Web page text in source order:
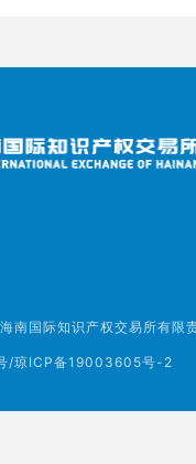
国际知识产权交易所有
/琼ICP备19003605号-2